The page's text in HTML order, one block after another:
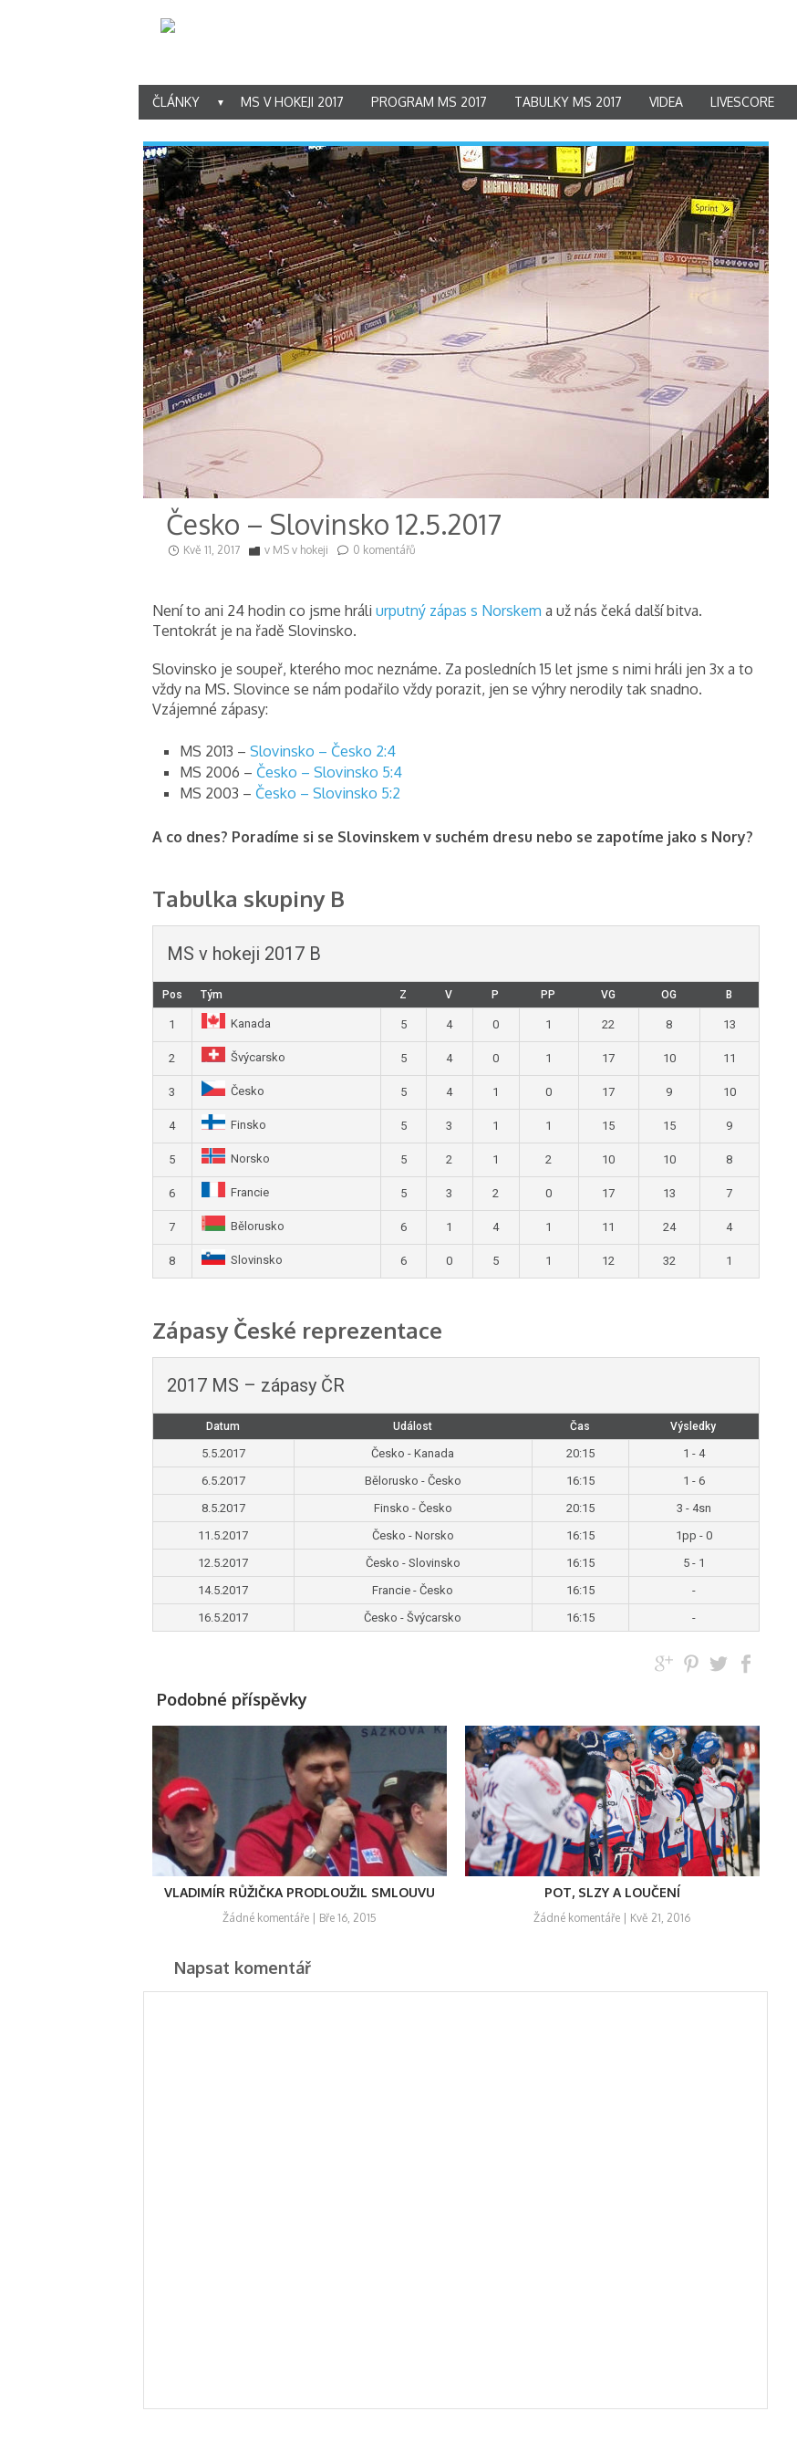
ČLÁNKY ▼ MS V HOKEJI 2017 PROGRAM MS 2017 TABULKY MS 2017 VIDEA LIVESCORE
Česko – Slovinsko 12.5.2017
Kvě 11, 2017 v MS v hokeji 0 komentářů
Není to ani 24 hodin co jsme hráli urputný zápas s Norskem a už nás čeká další bitva.
Tentokrát je na řadě Slovinsko.
Slovinsko je soupeř, kterého moc neznáme. Za posledních 15 let jsme s nimi hráli jen 3x a to
vždy na MS. Slovince se nám podařilo vždy porazit, jen se výhry nerodily tak snadno.
Vzájemné zápasy:
MS 2013 – Slovinsko – Česko 2:4
MS 2006 – Česko – Slovinsko 5:4
MS 2003 – Česko – Slovinsko 5:2
A co dnes? Poradíme si se Slovinskem v suchém dresu nebo se zapotíme jako s Nory?
Tabulka skupiny B
MS v hokeji 2017 B
Pos Tým Z V P PP VG OG B
1 Kanada 5 4 0 1 22 8 13
2 Švýcarsko 5 4 0 1 17 10 11
3 Česko 5 4 1 0 17 9 10
4 Finsko 5 3 1 1 15 15 9
5 Norsko 5 2 1 2 10 10 8
6 Francie 5 3 2 0 17 13 7
7 Bělorusko 6 1 4 1 11 24 4
8 Slovinsko 6 0 5 1 12 32 1
Zápasy České reprezentace
2017 MS – zápasy ČR
Datum Událost Čas Výsledky
5.5.2017 Česko - Kanada 20:15
1 - 4
6.5.2017
Bělorusko - Česko 16:15
1 - 6
8.5.2017
Finsko - Česko 20:15
3 - 4sn
11.5.2017
Česko - Norsko 16:15
1pp - 0
12.5.2017
Česko - Slovinsko 16:15
5 - 1
14.5.2017
Francie - Česko 16:15
-
16.5.2017
Česko - Švýcarsko 16:15 -
Podobné příspěvky
VLADIMÍR RŮŽIČKA PRODLOUŽIL SMLOUVU
Žádné komentáře| Bře 16, 2015
POT, SLZY A LOUČENÍ
Žádné komentáře | Kvě 21, 2016
Napsat komentář